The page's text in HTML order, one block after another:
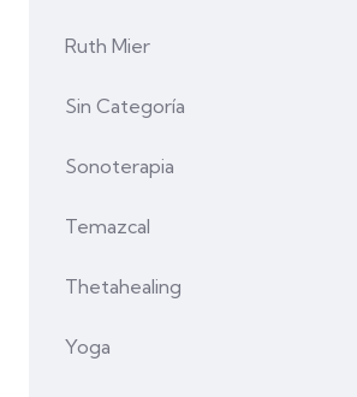
Ruth Mier
Sin Categoría
Sonoterapia
Temazcal
Thetahealing
Yoga